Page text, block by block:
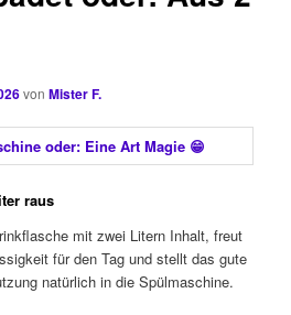
vonMister F.
raus
mit zwei Litern Inhalt, freut
für den Tag und stellt das gute
natürlich in die Spülmaschine.